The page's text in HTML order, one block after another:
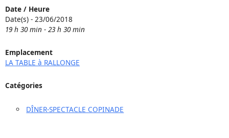
Date / Heure
Date(s) - 23/06/2018
19 h 30 min - 23 h 30 min
Emplacement
LA TABLE à RALLONGE
Catégories
DÎNER-SPECTACLE COPINADE